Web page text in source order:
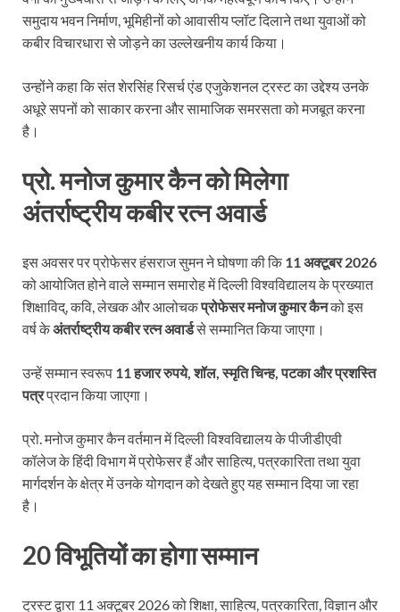
समुदाय भवन निर्माण, भूमिहीनों को आवासीय प्लॉट दिलाने तथा युवाओं को
कबीर विचारधारा से जोड़ने का उल्लेखनीय कार्य किया।
उन्होंने कहा कि संत शेरसिंह रिसर्च एंड एजुकेशनल ट्रस्ट का उद्देश्य उनके
अधूरे सपनों को साकार करना और सामाजिक समरसता को मजबूत करना
है।
प्रो. मनोज कुमार कैन को मिलेगा
अंतर्राष्ट्रीय कबीर रत्न अवार्ड
इस अवसर पर प्रोफेसर हंसराज सुमन ने घोषणा की कि 11 अक्टूबर 2026
को आयोजित होने वाले सम्मान समारोह में दिल्ली विश्वविद्यालय के प्रख्यात
शिक्षाविद्, कवि, लेखक और आलोचकप्रोफेसर मनोज कुमार कैनको इस
वर्ष केअंतर्राष्ट्रीय कबीर रत्न अवार्डसे सम्मानित किया जाएगा।
उन्हें सम्मान स्वरूप 11 हजार रुपये, शॉल, स्मृति चिन्ह, पटका और प्रशस्ति
पत्रप्रदान किया जाएगा।
प्रो. मनोज कुमार कैन वर्तमान में दिल्ली विश्वविद्यालय के पीजीडीएवी
कॉलेज के हिंदी विभाग में प्रोफेसर हैं और साहित्य, पत्रकारिता तथा युवा
मार्गदर्शन के क्षेत्र में उनके योगदान को देखते हुए यह सम्मान दिया जा रहा
है।
20 विभूतियों का होगा सम्मान
ट्रस्ट द्वारा 11 अक्टूबर 2026 को शिक्षा, साहित्य, पत्रकारिता, विज्ञान और